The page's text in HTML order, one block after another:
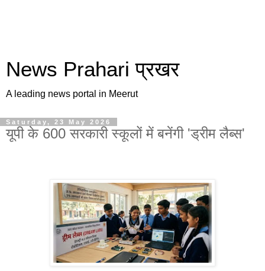
News Prahari प्रखर
A leading news portal in Meerut
Saturday, 23 May 2026
यूपी के 600 सरकारी स्कूलों में बनेंगी 'ड्रीम लैब्स'